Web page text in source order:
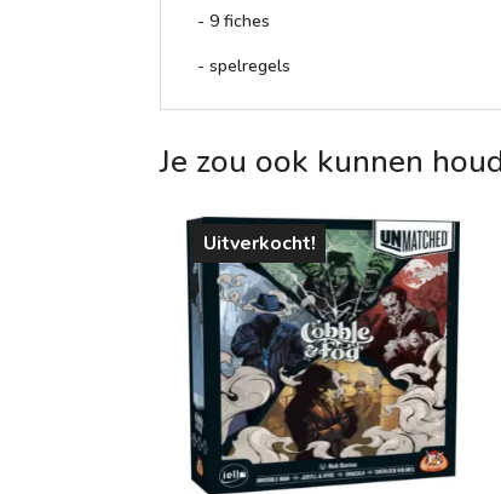
- 9 fiches
- spelregels
Je zou ook kunnen
Uitverkocht!